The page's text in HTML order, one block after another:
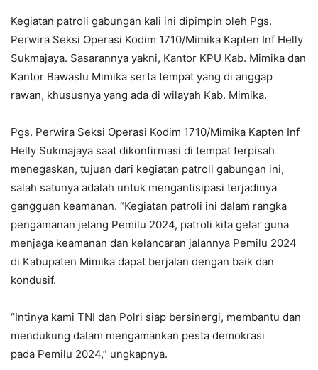
Kegiatan patroli gabungan kali ini dipimpin oleh Pgs.
Perwira Seksi Operasi Kodim 1710/Mimika Kapten Inf Helly
Sukmajaya. Sasarannya yakni, Kantor KPU Kab. Mimika dan
Kantor Bawaslu Mimika serta tempat yang di anggap
rawan, khususnya yang ada di wilayah Kab. Mimika.
Pgs. Perwira Seksi Operasi Kodim 1710/Mimika Kapten Inf
Helly Sukmajaya saat dikonfirmasi di tempat terpisah
menegaskan, tujuan dari kegiatan patroli gabungan ini,
salah satunya adalah untuk mengantisipasi terjadinya
gangguan keamanan. “Kegiatan patroli ini dalam rangka
pengamanan jelang Pemilu 2024, patroli kita gelar guna
menjaga keamanan dan kelancaran jalannya Pemilu 2024
di Kabupaten Mimika dapat berjalan dengan baik dan
kondusif.
“Intinya kami TNI dan Polri siap bersinergi, membantu dan
mendukung dalam mengamankan pesta demokrasi
pada Pemilu 2024,” ungkapnya.